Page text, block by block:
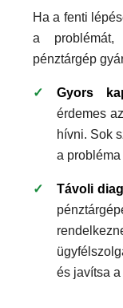
Ha a fenti
a
pénztárgép
Gyors
érdemes
hívni. Sok
a
Távoli
és javítsa